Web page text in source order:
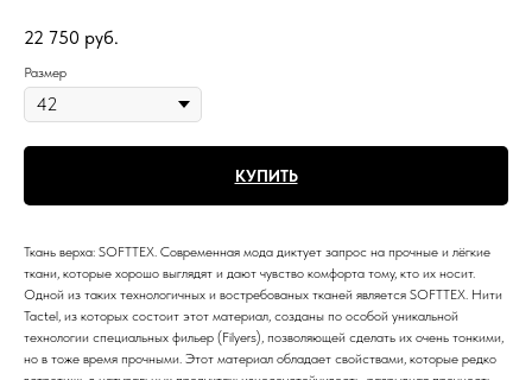
22 750 руб.
Размер
КУПИТЬ
Ткань верха: SOFTTEX. Современная мода диктует запрос на прочные и лёгкие
ткани, которые хорошо выглядят и дают чувство комфорта тому, кто их носит.
Одной из таких технологичных и востребованых тканей является SOFTTEX. Нити
Tactel, из которых состоит этот материал, созданы по особой уникальной
технологии специальных фильер (Filyers), позволяющей сделать их очень тонкими,
но в тоже время прочными. Этот материал обладает свойствами, которые редко